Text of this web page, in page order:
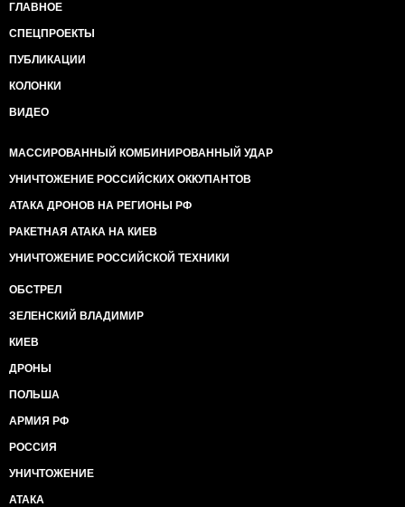
ГЛАВНОЕ
СПЕЦПРОЕКТЫ
ПУБЛИКАЦИИ
КОЛОНКИ
ВИДЕО
МАССИРОВАННЫЙ КОМБИНИРОВАННЫЙ УДАР
УНИЧТОЖЕНИЕ РОССИЙСКИХ ОККУПАНТОВ
АТАКА ДРОНОВ НА РЕГИОНЫ РФ
РАКЕТНАЯ АТАКА НА КИЕВ
УНИЧТОЖЕНИЕ РОССИЙСКОЙ ТЕХНИКИ
ОБСТРЕЛ
ЗЕЛЕНСКИЙ ВЛАДИМИР
КИЕВ
ДРОНЫ
ПОЛЬША
АРМИЯ РФ
РОССИЯ
УНИЧТОЖЕНИЕ
АТАКА